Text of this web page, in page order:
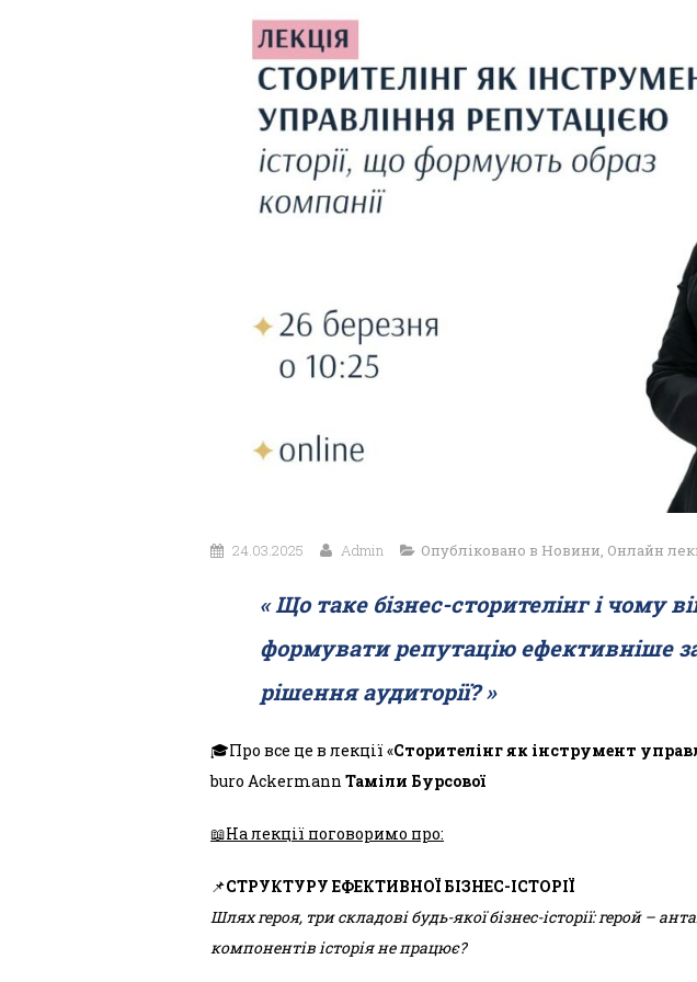
24.03.2025 Admin Опубліковано в Новини, Онлайн
«Що таке бізнес-сторителінг і чому
формувати репутацію ефективніше
рішення аудиторії? »
🎓Про все це в лекції «Сторителінг як інструмент
buro Ackermann Таміли Бурсової
📖На лекції поговоримо про:
📌СТРУКТУРУ ЕФЕКТИВНОЇ БІЗНЕС-ІСТОРІЇ
Шлях героя, три складові будь-якої бізнес-історії: герой –
компонентів історія не працює?